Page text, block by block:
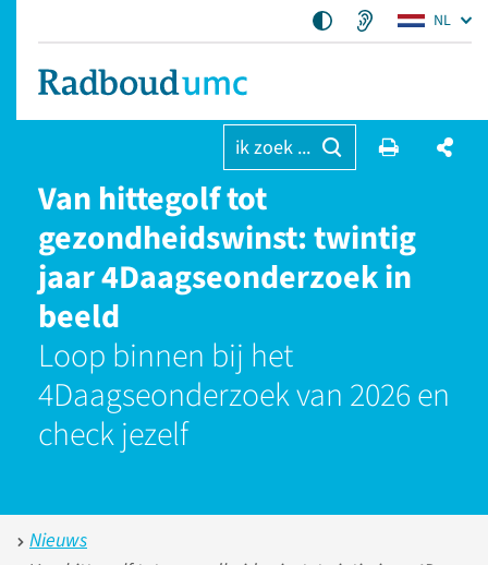
NL
ik zoek ...
Van hittegolf tot
gezondheidswinst: twintig
jaar 4Daagseonderzoek in
beeld
Loop binnen bij het
4Daagseonderzoek van 2026 en
check jezelf
Nieuws